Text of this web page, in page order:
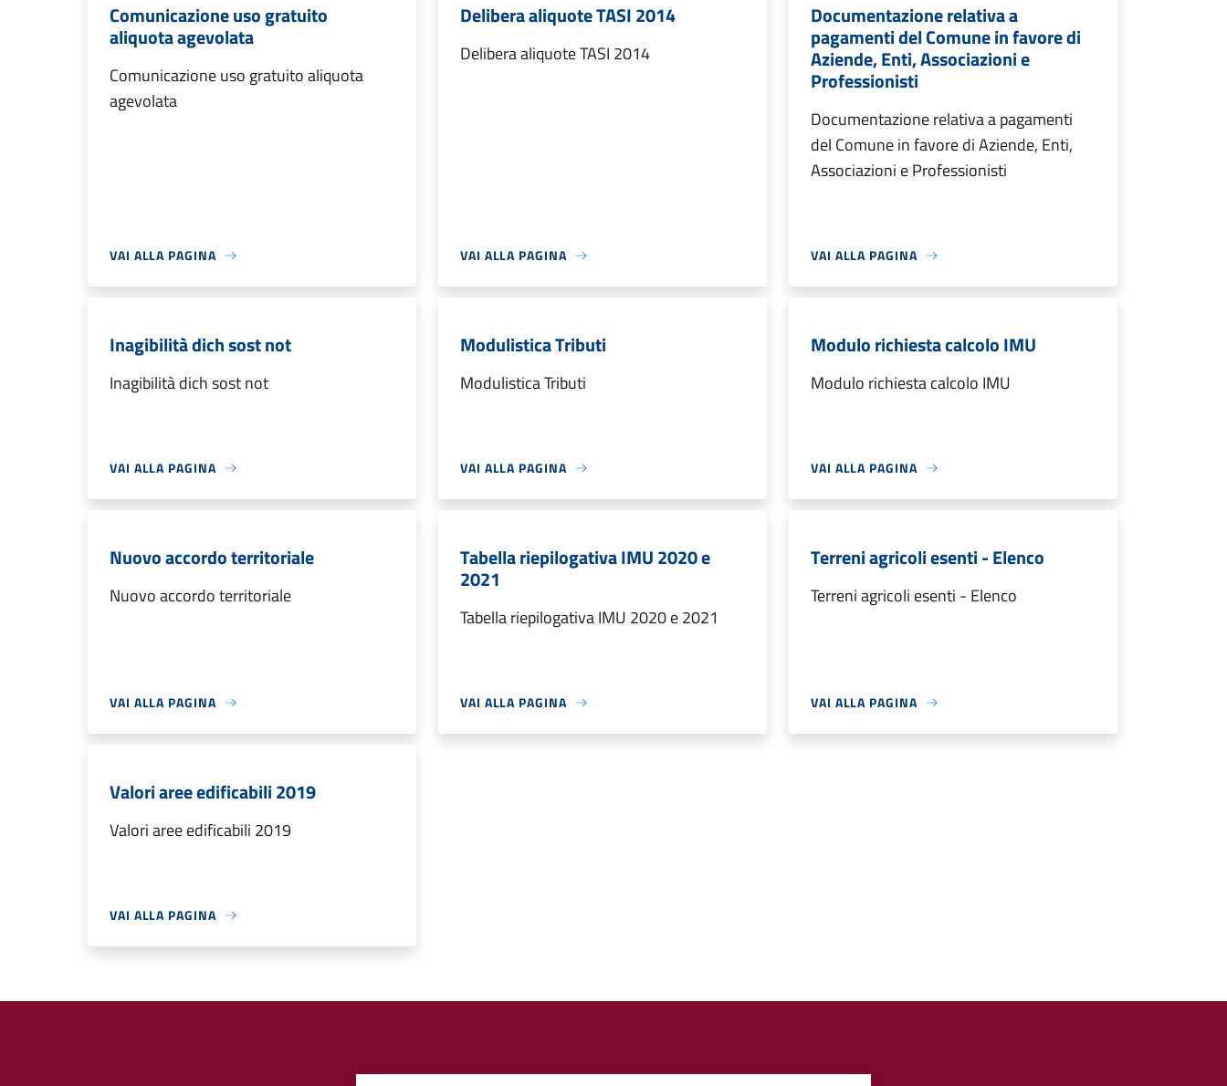
Comunicazione uso gratuito
aliquota agevolata
Comunicazione uso gratuito aliquota
agevolata
VAI ALLA PAGINA
Delibera aliquote TASI 2014
Delibera aliquote TASI 2014
VAI ALLA PAGINA
Documentazione relativa a
pagamenti del Comune in favore di
Aziende, Enti, Associazioni e
Professionisti
Documentazione relativa a pagamenti
del Comune in favore di Aziende, Enti,
Associazioni e Professionisti
VAI ALLA PAGINA
Inagibilità dich sost not
Inagibilità dich sost not
VAI ALLA PAGINA
Modulistica Tributi
Modulistica Tributi
VAI ALLA PAGINA
Modulo richiesta calcolo IMU
Modulo richiesta calcolo IMU
VAI ALLA PAGINA
Nuovo accordo territoriale
Nuovo accordo territoriale
VAI ALLA PAGINA
Tabella riepilogativa IMU 2020 e
2021
Tabella riepilogativa IMU 2020 e 2021
VAI ALLA PAGINA
Terreni agricoli esenti - Elenco
Terreni agricoli esenti - Elenco
VAI ALLA PAGINA
Valori aree edificabili 2019
Valori aree edificabili 2019
VAI ALLA PAGINA